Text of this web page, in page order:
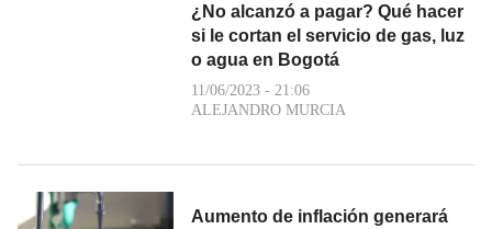
¿No alcanzó a pagar? Qué hacer
si le cortan el servicio de gas, luz
o agua en Bogotá
11/06/2023 - 21:06
ALEJANDRO MURCIA
Aumento de inflación generará